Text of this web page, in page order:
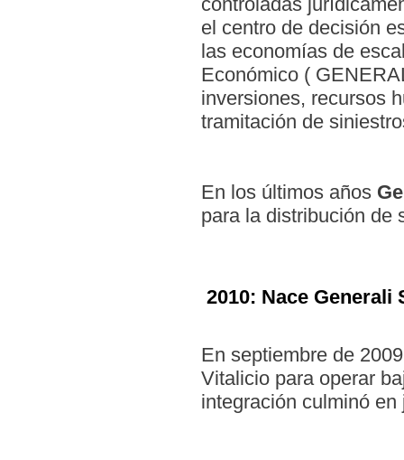
el centro de decisión
las economías de
Económico (
inversiones, recursos
tramitación de
En los últimos años
para la distribución de
2010: Nace Generali
En septiembre de
Vitalicio para operar
integración culminó en